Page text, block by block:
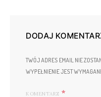
DODAJ
TWÓJ ADRES EMAIL NIE
WYPEŁNIENIE JEST
KOMENTARZ